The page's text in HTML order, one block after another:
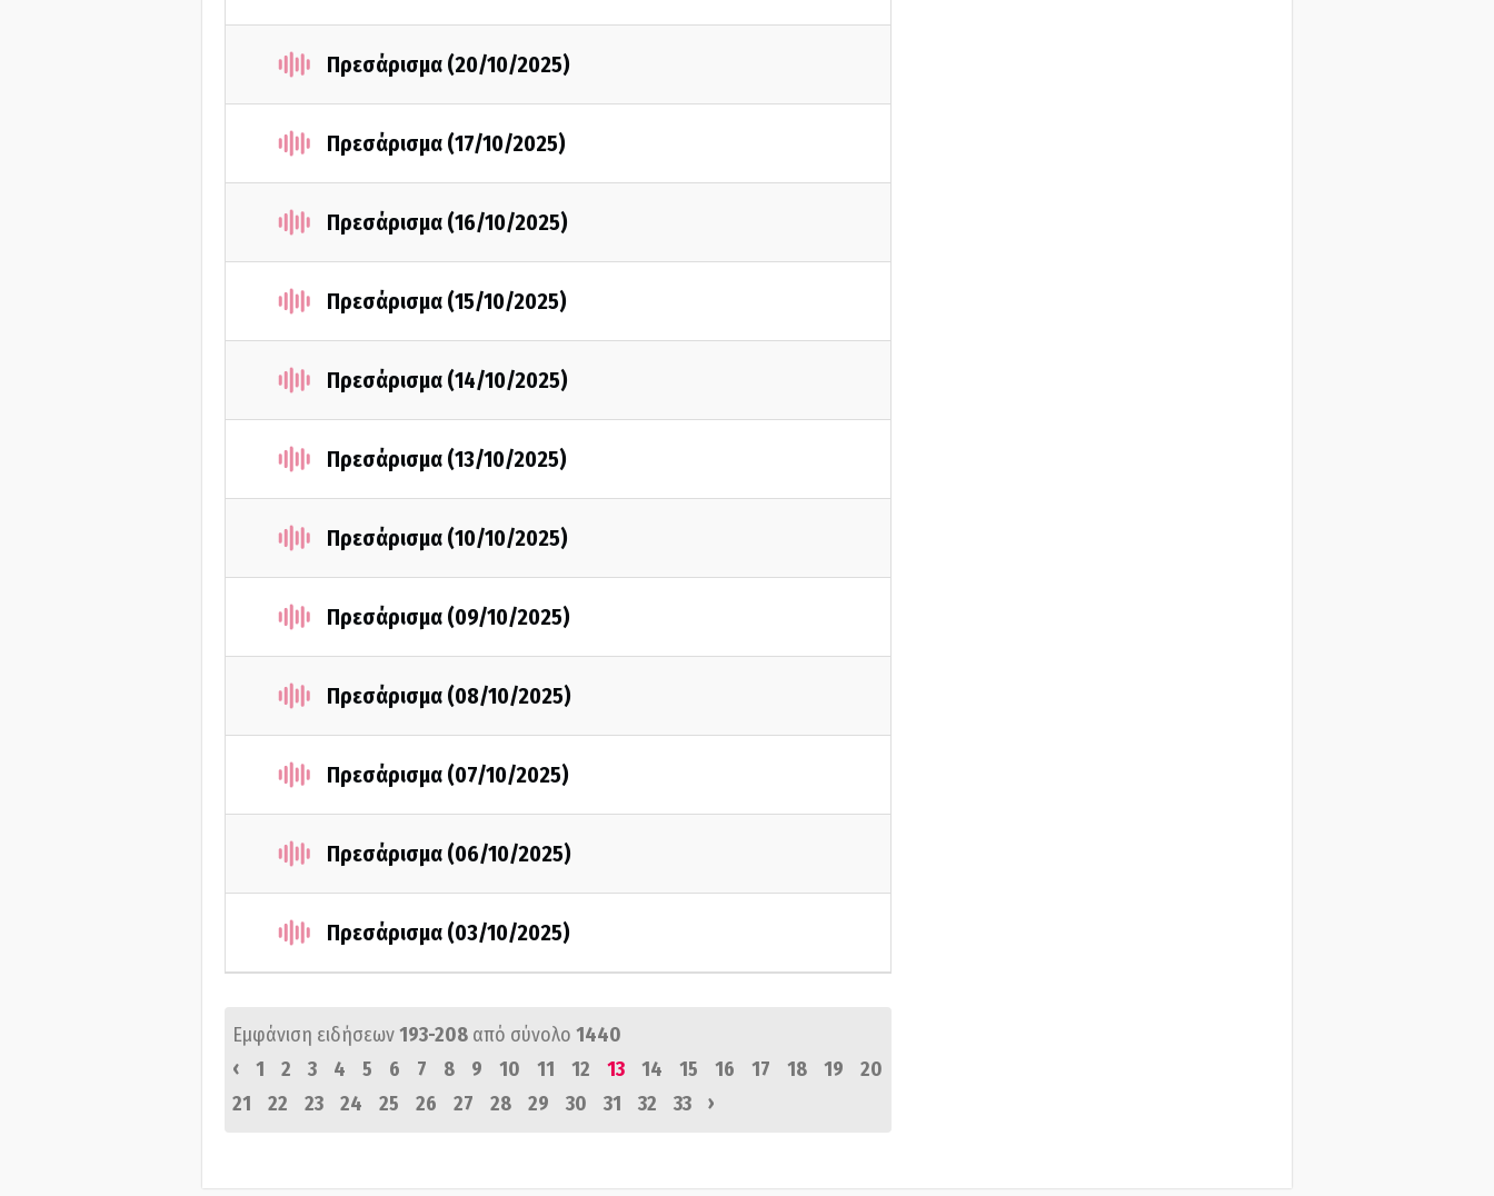
Πρεσάρισμα (20/10/2025)
Πρεσάρισμα (17/10/2025)
Πρεσάρισμα (16/10/2025)
Πρεσάρισμα (15/10/2025)
Πρεσάρισμα (14/10/2025)
Πρεσάρισμα (13/10/2025)
Πρεσάρισμα (10/10/2025)
Πρεσάρισμα (09/10/2025)
Πρεσάρισμα (08/10/2025)
Πρεσάρισμα (07/10/2025)
Πρεσάρισμα (06/10/2025)
Πρεσάρισμα (03/10/2025)
Εμφάνιση ειδήσεων193-208 από σύνολο 1440
‹
1 2 3 4 5 6 7 8 9 10 11 12 13 14 15 16 17 18 19
20
21
22 23 24 25 26 27 28 29 30 31 32 33 ›